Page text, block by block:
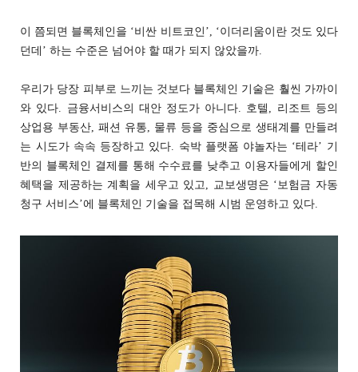
이 쯤되면 블록체인을 ‘비싼 비트코인’, ‘이더리움이란 것도 있다
던데’ 하는 수준은 넘어야 할 때가 되지 않았을까.
우리가 당장 피부로 느끼는 것보다 블록체인 기술은 훨씬 가까이
와 있다. 금융서비스의 대안 정도가 아니다. 호텔, 리조트 등의
상업용 부동산, 패션 유통, 물류 등을 중심으로 생태계를 만들려
는 시도가 속속 등장하고 있다. 숙박 플랫폼 야놀자는 ‘테라’ 기
반의 블록체인 결제를 통해 수수료를 낮추고 이용자들에게 할인
혜택을 제공하는 계획을 세우고 있고, 교보생명은 ‘보험금 자동
청구 서비스’에 블록체인 기술을 접목해 시범 운영하고 있다.